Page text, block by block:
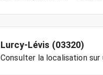
Lurcy-Lévis (03320)
Consulter la localisation sur